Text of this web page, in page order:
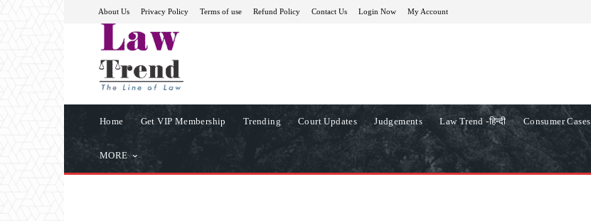
About Us Privacy Policy Terms of use Refund Policy Contact Us Login Now My Account
Home Get VIP Membership Trending Court Updates Judgements Law Trend -हिन्दी Consumer Cases
MORE